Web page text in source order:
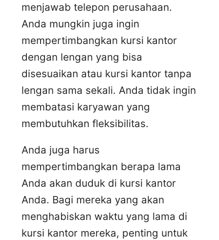
menjawab telepon perusahaan.
Anda mungkin juga ingin
mempertimbangkan kursi kantor
dengan lengan yang bisa
disesuaikan atau kursi kantor tanpa
lengan sama sekali. Anda tidak ingin
membatasi karyawan yang
membutuhkan fleksibilitas.
Anda juga harus
mempertimbangkan berapa lama
Anda akan duduk di kursi kantor
Anda. Bagi mereka yang akan
menghabiskan waktu yang lama di
kursi kantor mereka, penting untuk